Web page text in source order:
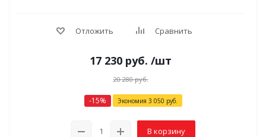
Отложить Сравнить
17 230 руб. /шт
20 280руб.
-15% Экономия 3 050 руб.
В корзину